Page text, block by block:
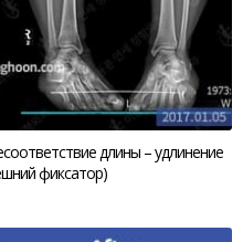
длины – удлинение
фиксатор)